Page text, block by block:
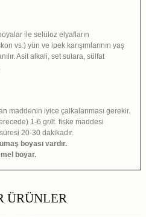
ile selüloz elyafların
vs.) yün ve ipek karışımlarının yaş
Asit alkali, set sulara, sülfat
maddenin iyice çalkalanması gerekir.
1-6 gr/lt. fiske maddesi
20-30 dakikadır.
boyası vardır.
boyar.
ÜRÜNLER